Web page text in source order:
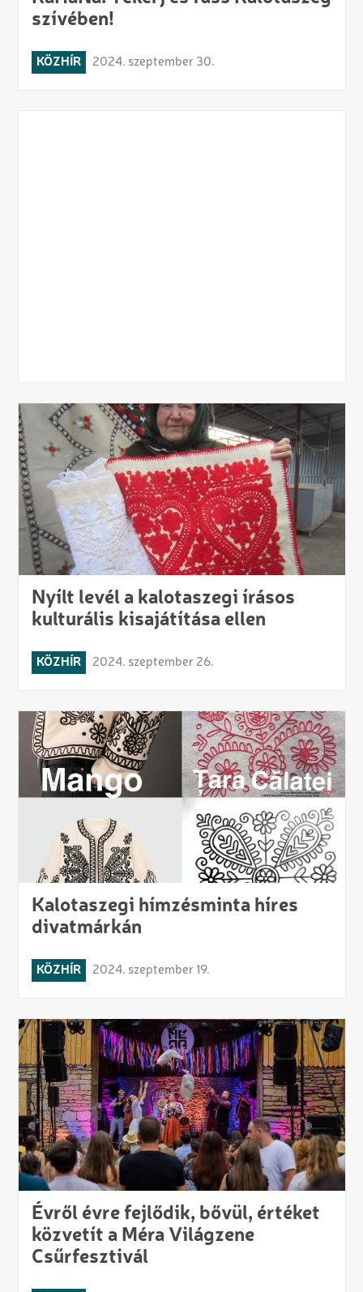
szívében!
KÖZHÍR 2024. szeptember 30.
Nyílt levél a kalotaszegi írásos
kulturális kisajátítása ellen
KÖZHÍR 2024. szeptember 26.
Kalotaszegi hímzésminta híres
divatmárkán
KÖZHÍR 2024. szeptember 19.
Évről évre fejlődik, bővül, értéket
közvetít a Méra Világzene
Csűrfesztivál